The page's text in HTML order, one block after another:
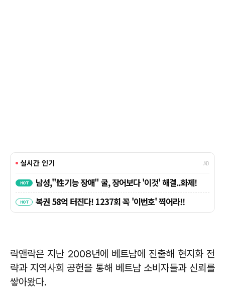
락앤락은 지난 2008년에 베트남에 진출해 현지화 전
략과 지역사회 공헌을 통해 베트남 소비자들과 신뢰를
쌓아왔다.